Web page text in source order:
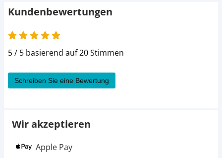
Kundenbewertungen
5 / 5 basierend auf 20 Stimmen
Schreiben Sie eine Bewertung
Wir akzeptieren
Apple Pay